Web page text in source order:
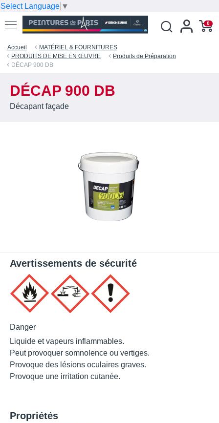
Select Language ▼
0
Accueil
MATÉRIEL & FOURNITURES
PRODUITS DE MISE EN ŒUVRE
Produits de Préparation
DÉCAP 900 DB
DÉCAP 900 DB
Décapant façade
Avertissements de sécurité
Danger
Liquide et vapeurs inflammables.
Peut provoquer somnolence ou vertiges.
Provoque des lésions oculaires graves.
Provoque une irritation cutanée.
Propriétés